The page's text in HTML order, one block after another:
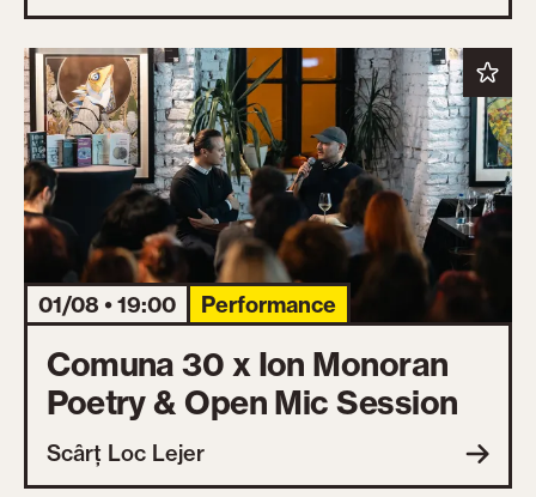
01/08 • 19:00 Performance
Comuna 30 x Ion Monoran
Poetry & Open Mic Session
Scârț Loc Lejer